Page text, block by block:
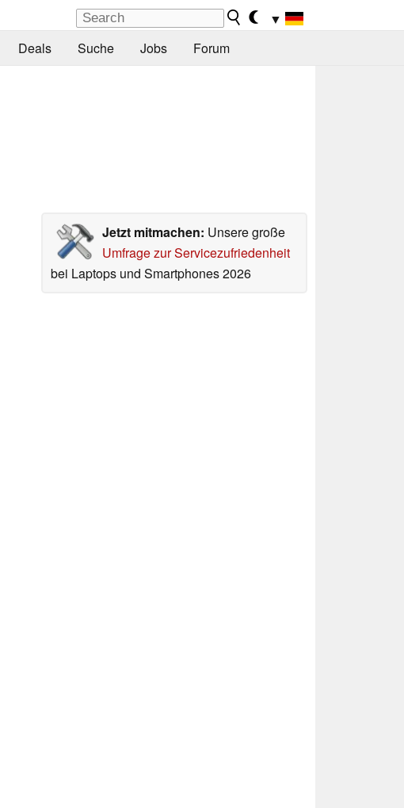
▼
Deals Suche Jobs Forum
Jetzt mitmachen: Unsere große
Umfrage zur Servicezufriedenheit
bei Laptops und Smartphones 2026